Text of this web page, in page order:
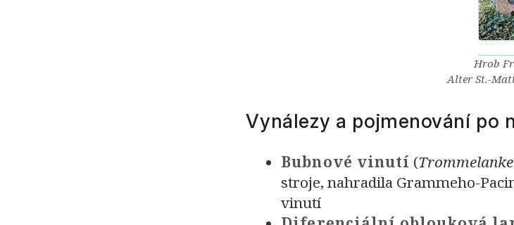
Hrob
Alter St.-
Vynálezy a pojmenování po
Bubnové vinutí (
stroje, nahradila Grammeho-
vinutí